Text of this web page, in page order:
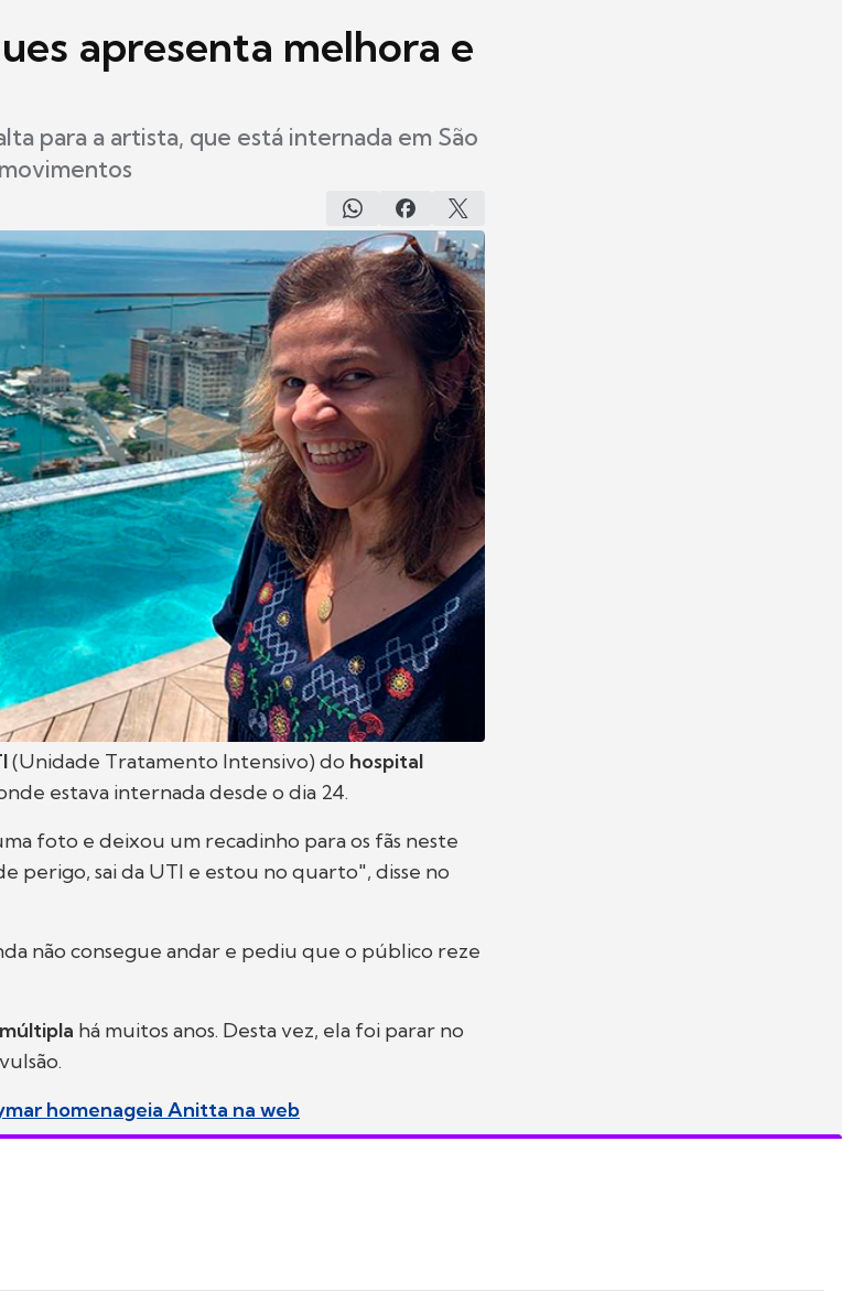
apresenta melhora e
para a artista, que está internada em São
(Unidade Tratamento Intensivo) do hospital
estava internada desde o dia 24.
foto e deixou um recadinho para os fãs neste
perigo, sai da UTI e estou no quarto", disse no
não consegue andar e pediu que o público reze
há muitos anos. Desta vez, ela foi parar no
homenageia Anitta na web